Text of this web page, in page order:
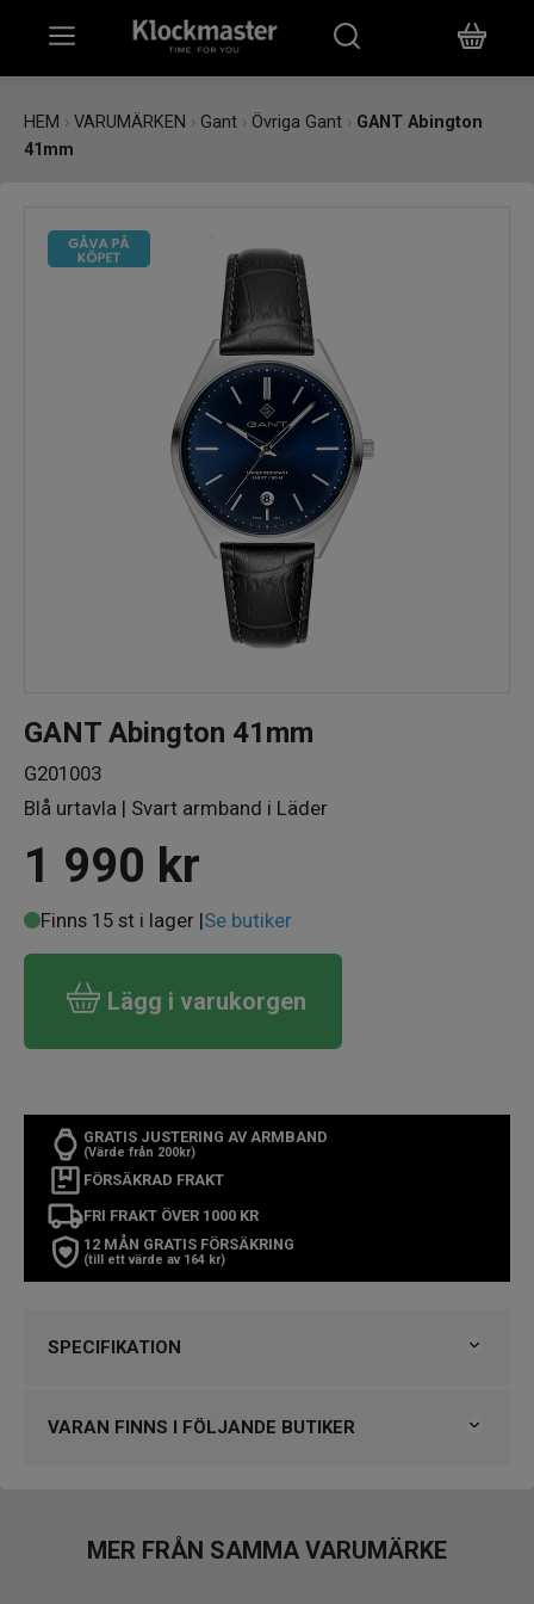
SMYCKEN
PRESENTKORT
HEM › VARUMÄRKEN › Gant › Övriga Gant › GANT Abington
41mm
GANT Abington 41mm
G201003
Blå urtavla | Svart armband i Läder
1 990 kr
Finns 15 st i lager |Se butiker
Lägg i varukorgen
GRATIS JUSTERING AV ARMBAND
(Värde från 200kr)
FÖRSÄKRAD FRAKT
FRI FRAKT ÖVER 1000 KR
12 MÅN GRATIS FÖRSÄKRING
(till ett värde av 164 kr)
SPECIFIKATION
Kollektion
Övriga Gant
Design
VARAN FINNS I FÖLJANDE BUTIKER
Klockmaster Göteborg, Backaplan
Klockmaster Helsingborg Väla Rydbergs Ur
MER FRÅN SAMMA VARUMÄRKE